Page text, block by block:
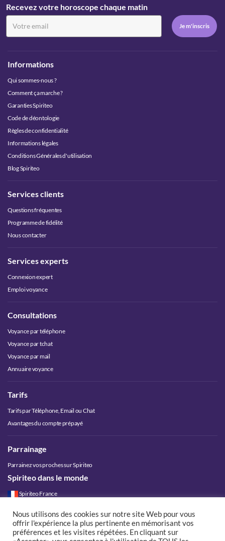
Recevez votre horoscope chaque matin
Informations
Qui sommes-nous ?
Comment ça marche ?
Garanties Spiriteo
Code de déontologie
Règles de confidentialité
Informations légales
Conditions Générales d'utilisation
Blog Spiriteo
Services clients
Questions fréquentes
Programme de fidélité
Nous contacter
Services experts
Connexion expert
Emploi voyance
Consultations
Voyance par téléphone
Voyance par tchat
Voyance par mail
Annuaire voyance
Tarifs
Tarifs par Téléphone, Email ou Chat
Avantages du compte prépayé
Parrainage
Parrainez vos proches sur Spiriteo
Spiriteo dans le monde
Spiriteo France
Spiriteo Luxembourg
Spiriteo Suisse
Nous utilisons des cookies sur notre site Web pour vous
offrir l'expérience la plus pertinente en mémorisant vos
préférences et les visites répétées. En cliquant sur